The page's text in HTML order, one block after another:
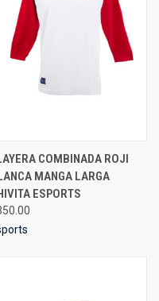
COMBINADA ROJI
MANGA LARGA
ESPORTS